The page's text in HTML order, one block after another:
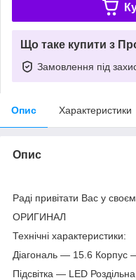
Що таке купити з
Замовлення під
Опис Характеристики
Опис
Раді привітати Вас у
ОРИГИНАЛ
Технічні характеристики:
Діагональ — 15.6 Корпус
Підсвітка — LED